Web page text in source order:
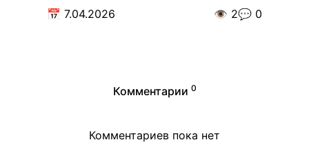
📅 7.04.2026 👁️ 2💬 0
Комментарии 0
Комментариев пока нет